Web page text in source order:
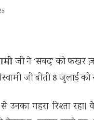
जी ने ‘सबद’ को
जी बीती 8 जुलाई को
गहरा रिश्ता